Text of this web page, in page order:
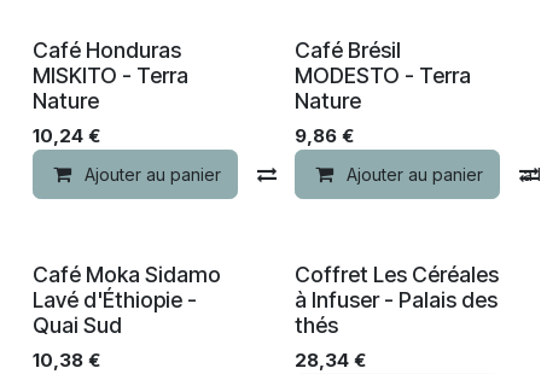
Nouveau !
Café Honduras
MISKITO - Terra
Nature
10,24 €
Ajouter au panier Comparer Ajouter à la
Nouveau !
Café Brésil
MODESTO - Terra
Nature
9,86€
Ajouter au panier
Café Moka Sidamo
Lavé d'Éthiopie -
Quai Sud
10,38 €
Coffret Les Céréales
à Infuser - Palais des
thés
28,34€